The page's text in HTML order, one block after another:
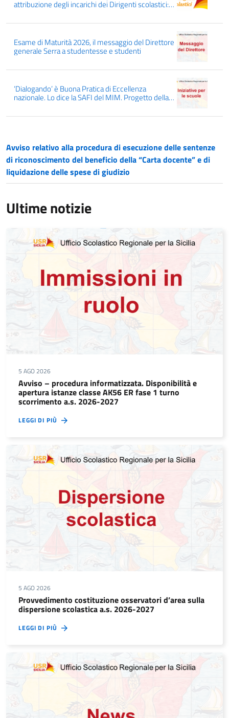
attribuzione degli incarichi dei Dirigenti scolastici:
01/09/2026
Esame di Maturità 2026, il messaggio del Direttore
generale Serra a studentesse e studenti
‘Dialogando’ è Buona Pratica di Eccellenza
nazionale. Lo dice la SAFI del MIM. Progetto della
di Ravanusa
Avviso relativo alla procedura di esecuzione delle sentenze
di riconoscimento del beneficio della “Carta docente” e di
liquidazione delle spese di giudizio
Ultime notizie
5 AGO 2026
Avviso – procedura informatizzata. Disponibilità e
apertura istanze classe AK56 ER fase 1 turno
scorrimento a.s. 2026-2027
LEGGI DI PIÙ
5 AGO 2026
Provvedimento costituzione osservatori d’area sulla
dispersione scolastica a.s. 2026-2027
LEGGI DI PIÙ